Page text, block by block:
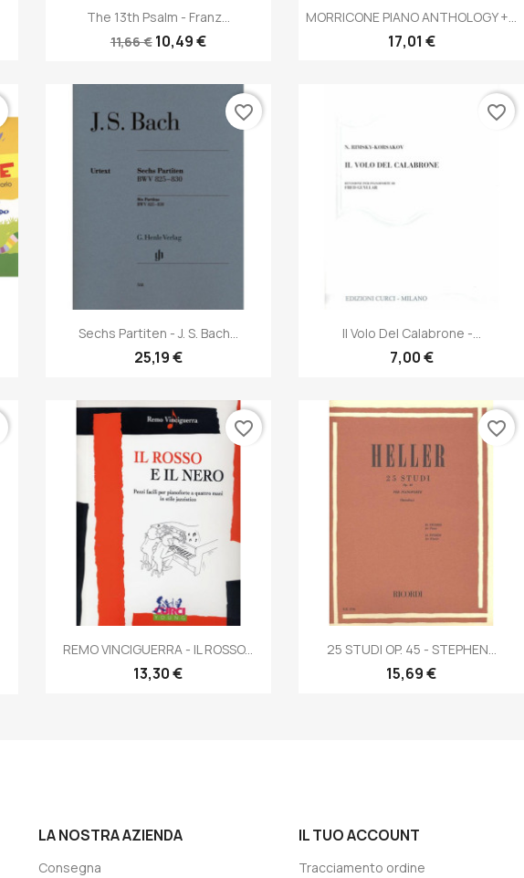
Anteprima
The 13th Psalm - Franz...
11,66 € 10,49 €
Anteprima
MORRICONE PIANO ANTHOLOGY +...
17,01 €
Anteprima
Sechs Partiten - J. S. Bach...
25,19 €
favorite_border
Anteprima
Il Volo Del Calabrone -...
7,00 €
favorite_border
Anteprima
REMO VINCIGUERRA - IL ROSSO...
13,30 €
favorite_border
Anteprima
25 STUDI OP. 45 - STEPHEN...
15,69 €
favorite_border
LA NOSTRA AZIENDA
Consegna
IL TUO ACCOUNT
Tracciamento ordine